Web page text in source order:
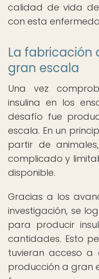
calidad de vida
con esta
La fabricación
gran escala
Una vez
insulina en los
desafío fue
escala. En un
partir de
complicado y
disponible.
Gracias a los
investigación, se
para producir
cantidades. Esto
tuvieran acceso a
producción a gran